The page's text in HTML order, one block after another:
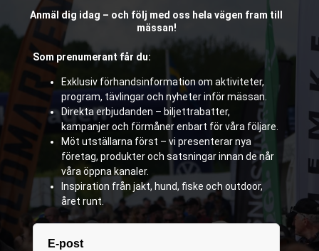
Anmäl dig idag – och följ med oss hela vägen fram till
mässan!
E-post
Som prenumerant får du:
Exklusiv förhandsinformation om aktiviteter,
program, tävlingar och nyheter inför mässan.
Direkta erbjudanden – biljettrabatter,
kampanjer och förmåner enbart för våra följare.
Möt utställarna först – vi presenterar nya
företag, produkter och satsningar innan de når
våra öppna kanaler.
Inspiration från jakt, hund, fiske och outdoor,
året runt.